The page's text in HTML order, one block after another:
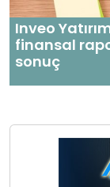
Inveo
finansal
sonuç